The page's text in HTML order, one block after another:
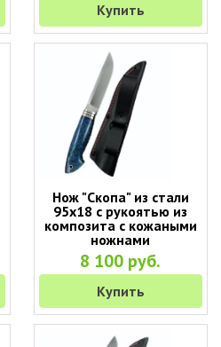
Купить
Нож "Скопа" из стали
95х18 с рукоятью из
композита с кожаными
ножнами
8 100 руб.
Купить